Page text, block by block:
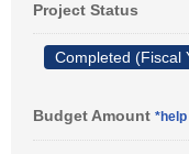
Project Status
Completed (Fiscal
Budget Amount *help